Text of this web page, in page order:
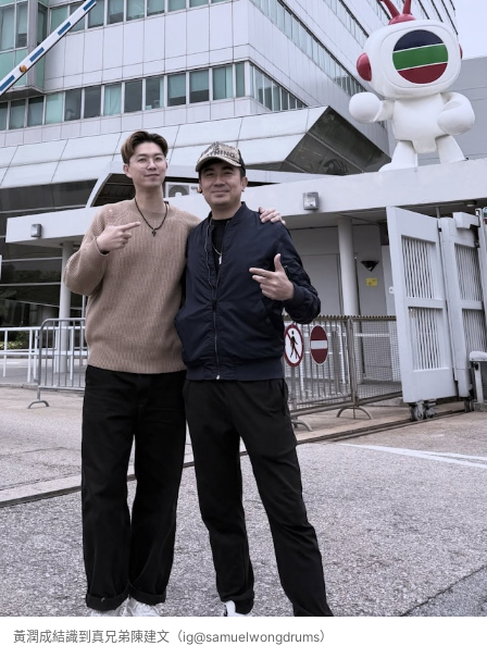
黃潤成結識到真兄弟陳建文（ig@samuelwongdrums）